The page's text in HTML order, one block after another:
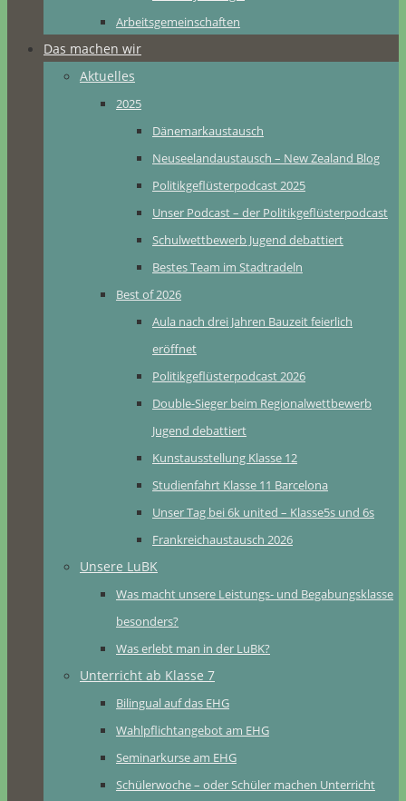
Arbeitsgemeinschaften
Das machen wir
Aktuelles
2025
Dänemarkaustausch
Neuseelandaustausch – New Zealand Blog
Politikgeflüsterpodcast 2025
Unser Podcast – der Politikgeflüsterpodcast
Schulwettbewerb Jugend debattiert
Bestes Team im Stadtradeln
Best of 2026
Aula nach drei Jahren Bauzeit feierlich
eröffnet
Politikgeflüsterpodcast 2026
Double-Sieger beim Regionalwettbewerb
Jugend debattiert
Kunstausstellung Klasse 12
Studienfahrt Klasse 11 Barcelona
Unser Tag bei 6k united – Klasse5s und 6s
Frankreichaustausch 2026
Unsere LuBK
Was macht unsere Leistungs- und Begabungsklasse
besonders?
Was erlebt man in der LuBK?
Unterricht ab Klasse 7
Bilingual auf das EHG
Wahlpflichtangebot am EHG
Seminarkurse am EHG
Schülerwoche – oder Schüler machen Unterricht